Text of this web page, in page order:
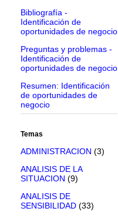
Bibliografía -
Identificación de
oportunidades de negocio
Preguntas y problemas -
Identificación de
oportunidades de negocio
Resumen: Identificación
de oportunidades de
negocio
Temas
ADMINISTRACION (3)
ANALISIS DE LA
SITUACION (9)
ANALISIS DE
SENSIBILIDAD (33)